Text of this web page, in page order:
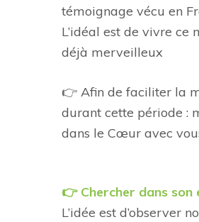
témoignage vécu en
L’idéal est de vivre
déjà merveilleux
👉 Afin de faciliter la
durant cette période :
dans le Cœur avec
👉 Chercher dans son
L’idée est d’observer